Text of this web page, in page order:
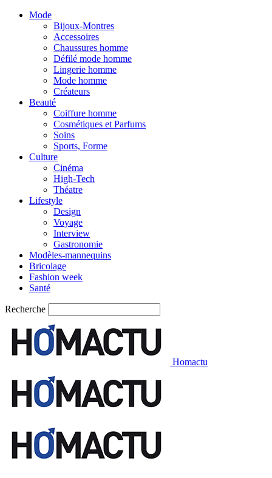
Mode
Bijoux-Montres
Accessoires
Chaussures homme
Défilé mode homme
Lingerie homme
Mode homme
Créateurs
Beauté
Coiffure homme
Cosmétiques et Parfums
Soins
Sports, Forme
Culture
Cinéma
High-Tech
Théatre
Lifestyle
Design
Voyage
Interview
Gastronomie
Modèles-mannequins
Bricolage
Fashion week
Santé
Recherche
Homactu